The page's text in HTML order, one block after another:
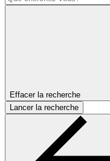
Effacer la recherche
Lancer la recherche